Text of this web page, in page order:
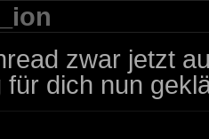
zwar jetzt
dich nun